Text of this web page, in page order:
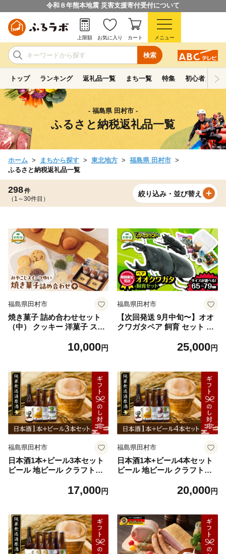
令和８年熊本地震 災害支援寄付受付について
検索
上限額 お気に入り カート メニュー
トップ ランキング 返礼品一覧 まち一覧 特集 初心者ガイド
- 福島県 田村市 -
ふるさと納税返礼品一覧
ホーム まちから探す 東北地方
福島県 田村市
ふるさと納税返礼品一覧
298件
（1～30件目）
絞り込み・並び替え
福島県田村市
焼き菓子 詰め合わせセット
（中） クッキー 洋菓子 スイ
ト ギフト 箱入り ご褒美 母の
こじスイーツゆい
10,000円
福島県田村市
【次回発送 9月中旬〜】オオ
クワガタペア 飼育 セット 65
究 昆虫 成虫 生体 虫 飼育 夏
ムシムシランド
25,000円
福島県田村市
日本酒1本+ビール3本セット
ビール 地ビール クラフトビ
酒 セット 熨斗 のし 贈答 贈
田村市
17,000円
福島県田村市
日本酒1本+ビール4本セット
ビール 地ビール クラフトビ
酒 セット 熨斗 のし 贈答 贈
田村市
20,000円